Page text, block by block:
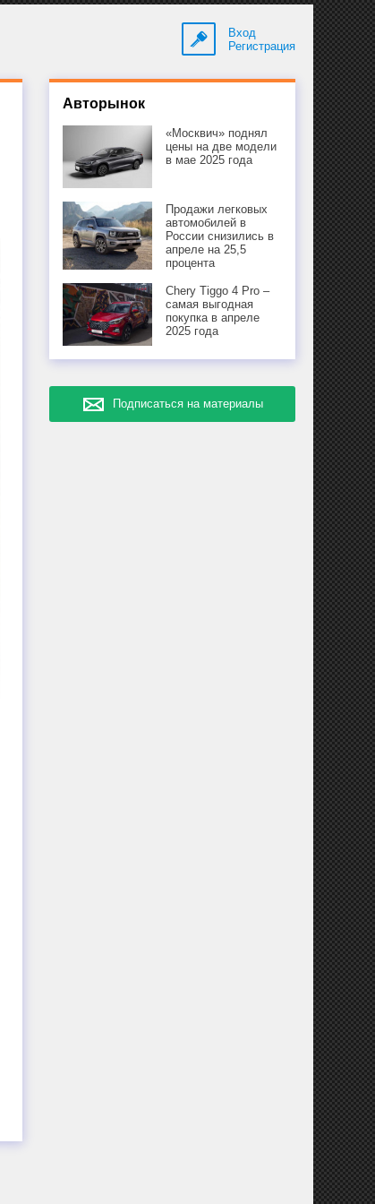
Вход
Регистрация
Авторынок
«Москвич» поднял
цены на две модели
в мае 2025 года
Продажи легковых
автомобилей в
России снизились в
апреле на 25,5
процента
Chery Tiggo 4 Pro –
самая выгодная
покупка в апреле
2025 года
Подписаться на материалы